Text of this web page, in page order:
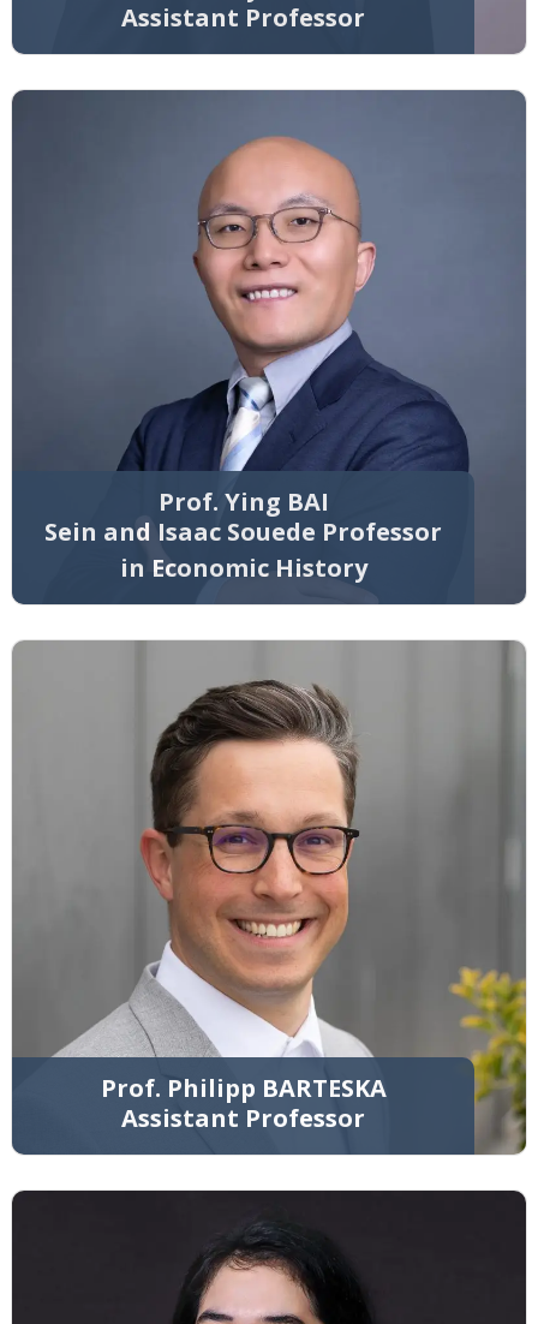
Assistant Professor
Prof. Ying BAI
Sein and Isaac Souede Professor
in Economic History
Prof. Philipp BARTESKA
Assistant Professor